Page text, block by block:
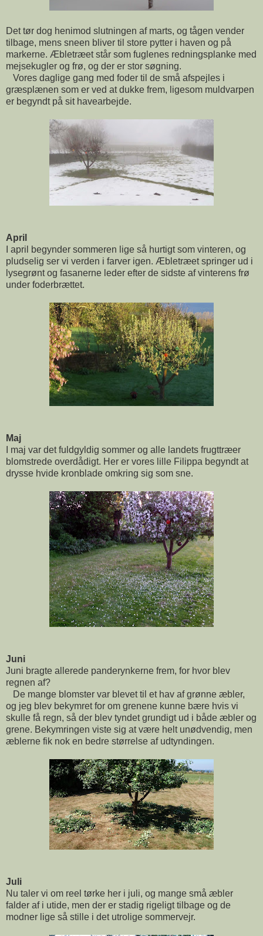
Det tør dog henimod slutningen af marts, og tågen vender
tilbage, mens sneen bliver til store pytter i haven og på
markerne. Æbletræet står som fuglenes redningsplanke med
mejsekugler og frø, og der er stor søgning.
Vores daglige gang med foder til de små afspejles i
græsplænen som er ved at dukke frem, ligesom muldvarpen
er begyndt på sit havearbejde.
April
I april begynder sommeren lige så hurtigt som vinteren, og
pludselig ser vi verden i farver igen. Æbletræet springer ud i
lysegrønt og fasanerne leder efter de sidste af vinterens frø
under foderbrættet.
Maj
I maj var det fuldgyldig sommer og alle landets frugttræer
blomstrede overdådigt. Her er vores lille Filippa begyndt at
drysse hvide kronblade omkring sig som sne.
Juni
Juni bragte allerede panderynkerne frem, for hvor blev
regnen af?
De mange blomster var blevet til et hav af grønne æbler,
og jeg blev bekymret for om grenene kunne bære hvis vi
skulle få regn, så der blev tyndet grundigt ud i både æbler og
grene. Bekymringen viste sig at være helt unødvendig, men
æblerne fik nok en bedre størrelse af udtyndingen.
Juli
Nu taler vi om reel tørke her i juli, og mange små æbler
falder af i utide, men der er stadig rigeligt tilbage og de
modner lige så stille i det utrolige sommervejr.